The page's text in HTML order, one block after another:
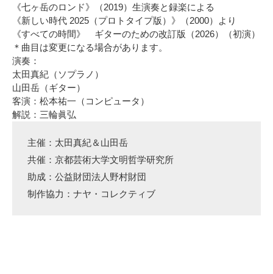
《七ヶ岳のロンド》（2019）生演奏と録楽による
《新しい時代 2025（プロトタイプ版）》（2000）より
《すべての時間》 ギターのための改訂版（2026）（初演）
＊曲目は変更になる場合があります。
演奏：
太田真紀（ソプラノ）
山田岳（ギター）
客演：松本祐一（コンピュータ）
解説：三輪眞弘
主催：太田真紀＆山田岳
共催：京都芸術大学文明哲学研究所
助成：公益財団法人野村財団
制作協力：ナヤ・コレクティブ